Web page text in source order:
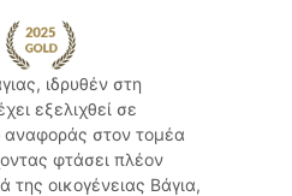
ιδρυθέν στη
εξελιχθεί σε
αναφοράς στον τομέα
φτάσει πλέον
της οικογένειας Βάγια,